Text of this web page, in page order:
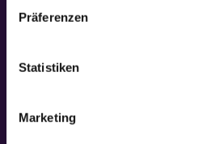
Präferenzen
Statistiken
Marketing